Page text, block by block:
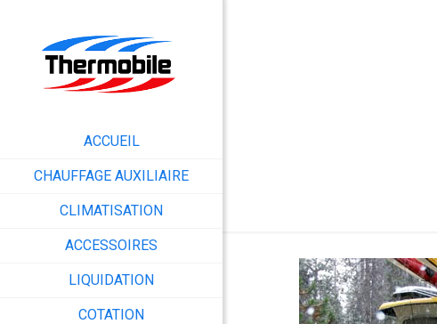
ACCUEIL
CHAUFFAGE AUXILIAIRE
CLIMATISATION
ACCESSOIRES
LIQUIDATION
COTATION